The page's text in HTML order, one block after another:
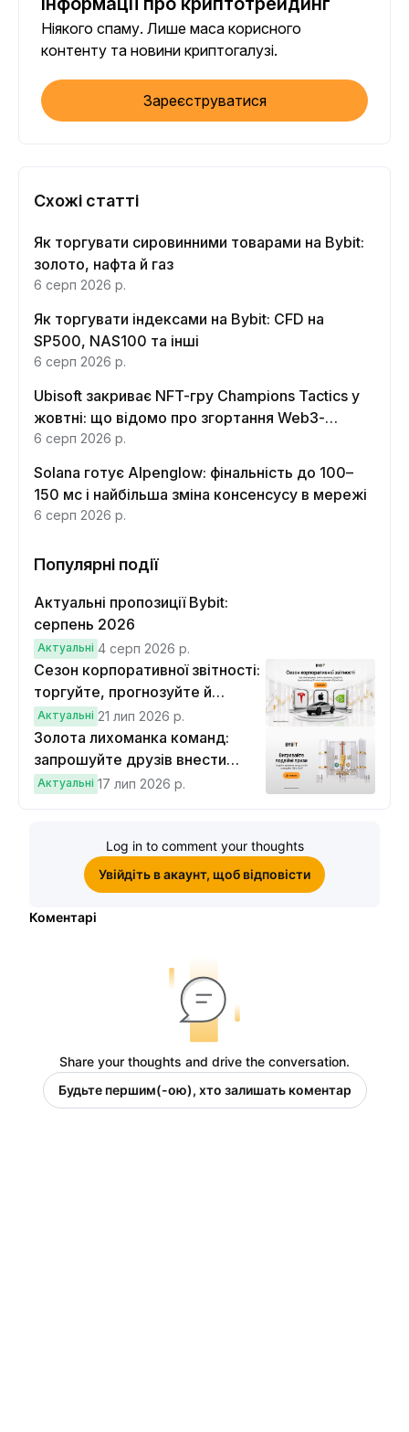
Ніякого спаму. Лише маса корисного
контенту та новини криптогалузі.
Зареєструватися
Схожі статті
Як торгувати сировинними товарами на Bybit:
золото, нафта й газ
6 серп 2026 р.
Як торгувати індексами на Bybit: CFD на
SP500, NAS100 та інші
6 серп 2026 р.
Ubisoft закриває NFT-гру Champions Tactics у
жовтні: що відомо про згортання Web3-
функцій
6 серп 2026 р.
Solana готує Alpenglow: фінальність до 100–
150 мс і найбільша зміна консенсусу в мережі
6 серп 2026 р.
Популярні події
Актуальні пропозиції Bybit:
серпень 2026
Актуальні 4 серп 2026 р.
Сезон корпоративної звітності:
торгуйте, прогнозуйте й
вигравайте Cybertruck
Актуальні 21 лип 2026 р.
Золота лихоманка команд:
запрошуйте друзів внести
депозит на $100 і торгувати на
Актуальні 17 лип 2026 р.
Log in to comment your thoughts
Увійдіть в акаунт, щоб відповісти
Коментарі
Share your thoughts and drive the conversation.
Будьте першим(-ою), хто залишать коментар